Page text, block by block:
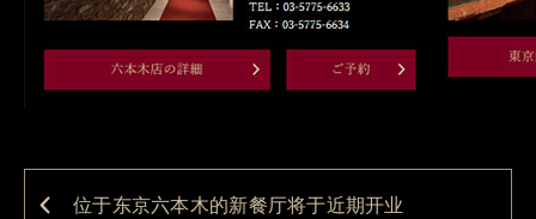
位于东京六本木的新餐厅将于近期开业